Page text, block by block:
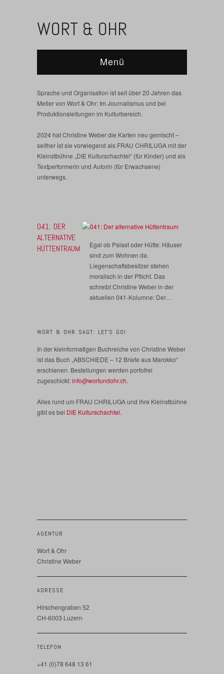
WORT & OHR
Menü
Sprache und Organisation ist seit über 20 Jahren das
Metier von Wort & Ohr: Im Journalismus und bei
Produktionsleitungen im Kulturbereich.
2024 hat Christine Weber die Karten neu gemischt –
seither ist sie vorwiegend als FRAU CHRILUGA mit der
Kleinstbühne „DIE Kulturschachtel“ (für Kinder) und als
Textperformerin und Autorin (für Erwachsene)
unterwegs.
041: DER
ALTERNATIVE
HÜTTENTRAUM
Egal ob Palast oder Hütte: Häuser
sind zum Wohnen da.
Liegenschaftsbesitzer stehen
moralisch in der Pflicht. Das
schreibt Christine Weber in der
aktuellen 041-Kolumne: Der…
WORT & OHR SAGT: LET’S GO!
In der kleinformatigen Buchreiche von Christine Weber
ist das Buch „ABSCHIEDE – 12 Briefe aus Marokko“
erschienen. Bestellungen werden portofrei
zugeschickt:info@wortundohr.ch.
Alles rund um FRAU CHRILUGA und ihre Kleinstbühne
gibt es bei DIE Kulturschachtel.
AGENTUR
Wort & Ohr
Christine Weber
ADRESSE
Hirschengraben 52
CH-6003 Luzern
TELEFON
+41 (0)78 648 13 61